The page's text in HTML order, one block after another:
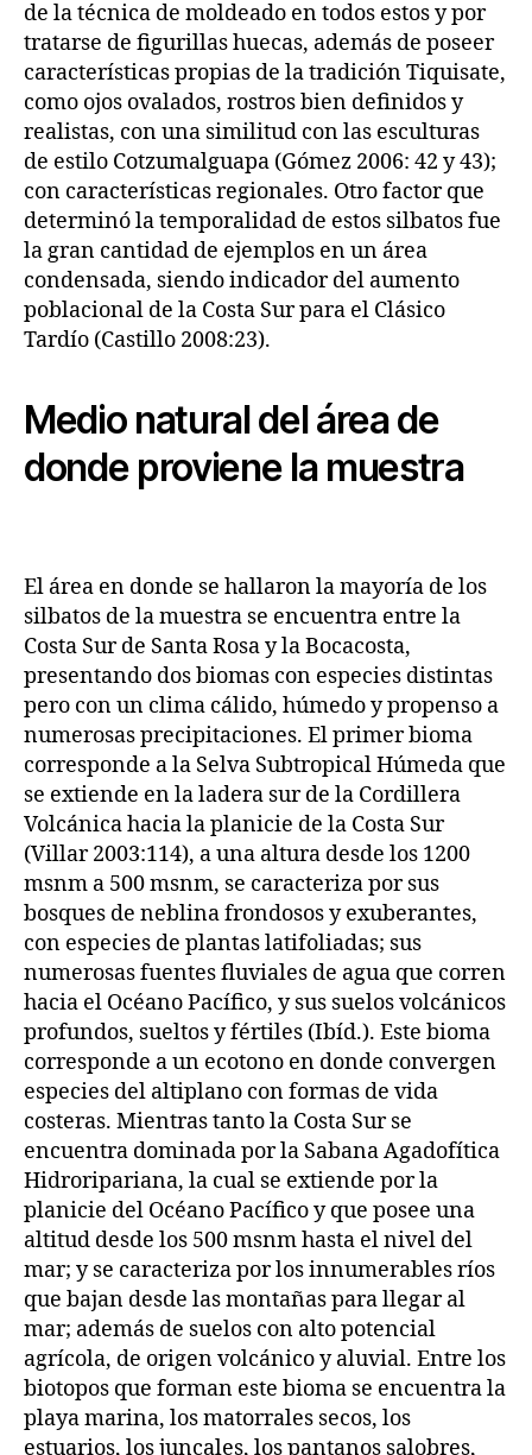
de la técnica de moldeado en todos estos y por
tratarse de figurillas huecas, además de poseer
características propias de la tradición Tiquisate,
como ojos ovalados, rostros bien definidos y
realistas, con una similitud con las esculturas
de estilo Cotzumalguapa (Gómez 2006: 42 y 43);
con características regionales. Otro factor que
determinó la temporalidad de estos silbatos fue
la gran cantidad de ejemplos en un área
condensada, siendo indicador del aumento
poblacional de la Costa Sur para el Clásico
Tardío (Castillo 2008:23).
Medio natural del área de
donde proviene la muestra
El área en donde se hallaron la mayoría de los
silbatos de la muestra se encuentra entre la
Costa Sur de Santa Rosa y la Bocacosta,
presentando dos biomas con especies distintas
pero con un clima cálido, húmedo y propenso a
numerosas precipitaciones. El primer bioma
corresponde a la Selva Subtropical Húmeda que
se extiende en la ladera sur de la Cordillera
Volcánica hacia la planicie de la Costa Sur
(Villar 2003:114), a una altura desde los 1200
msnm a 500 msnm, se caracteriza por sus
bosques de neblina frondosos y exuberantes,
con especies de plantas latifoliadas; sus
numerosas fuentes fluviales de agua que corren
hacia el Océano Pacífico, y sus suelos volcánicos
profundos, sueltos y fértiles (Ibíd.). Este bioma
corresponde a un ecotono en donde convergen
especies del altiplano con formas de vida
costeras. Mientras tanto la Costa Sur se
encuentra dominada por la Sabana Agadofítica
Hidroripariana, la cual se extiende por la
planicie del Océano Pacífico y que posee una
altitud desde los 500 msnm hasta el nivel del
mar; y se caracteriza por los innumerables ríos
que bajan desde las montañas para llegar al
mar; además de suelos con alto potencial
agrícola, de origen volcánico y aluvial. Entre los
biotopos que forman este bioma se encuentra la
playa marina, los matorrales secos, los
estuarios, los juncales, los pantanos salobres,